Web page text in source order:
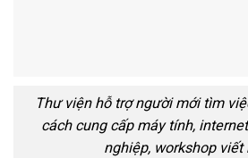
Thư viện hỗ trợ người mới tìm
cách cung cấp máy tính,
nghiệp, workshop viết